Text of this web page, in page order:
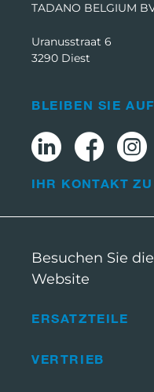
TADANO BELGIUM
Uranusstraat 6
3290 Diest
ERSATZTEILE
VERTRIEB
BLEIBEN SIE
IHR KONTAKT ZU
Besuchen Sie
Website